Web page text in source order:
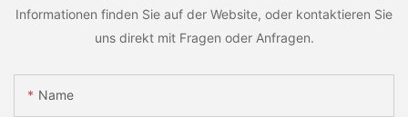
Informationen finden Sie auf der Website, oder kontaktieren Sie
uns direkt mit Fragen oder Anfragen.
Name